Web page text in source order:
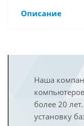
Описание
Наша
более 20
установку